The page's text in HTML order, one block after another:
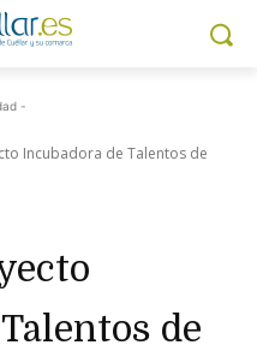
-
Incubadora de Talentos de
de